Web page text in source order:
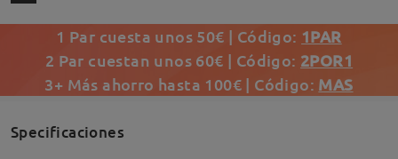
1 Par cuesta unos 50€ | Código: 1PAR
2 Par cuestan unos 60€ | Código: 2POR1
3+ Más ahorro hasta 100€ | Código: MAS
Specificaciones